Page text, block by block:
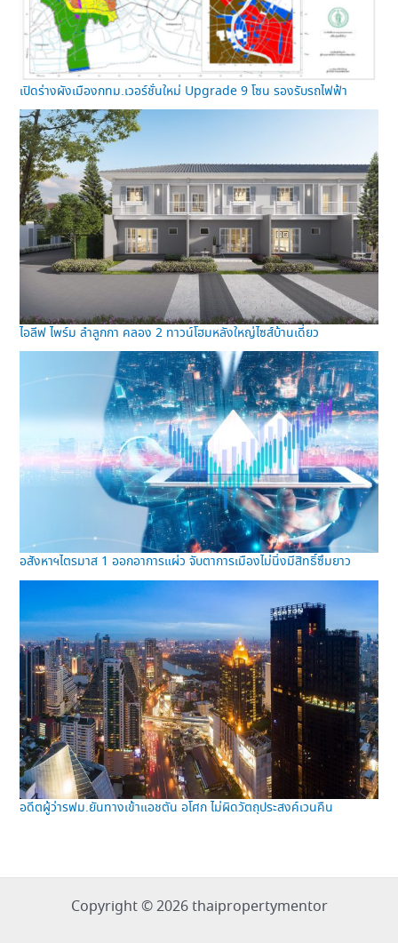
เปิดร่างผังเมืองกทม.เวอร์ชั่นใหม่ Upgrade 9 โซน รองรับรถไฟฟ้า
ไอลีฟ ไพร์ม ลำลูกกา คลอง 2 ทาวน์โฮมหลังใหญ่ไซส์บ้านเดี่ยว
อสังหาฯไตรมาส 1 ออกอาการแผ่ว จับตาการเมืองไม่นิ่งมีสิทธิ์ซึมยาว
อดีตผู้ว่ารฟม.ยันทางเข้าแอชตัน อโศก ไม่ผิดวัตถุประสงค์เวนคืน
Copyright © 2026 thaipropertymentor